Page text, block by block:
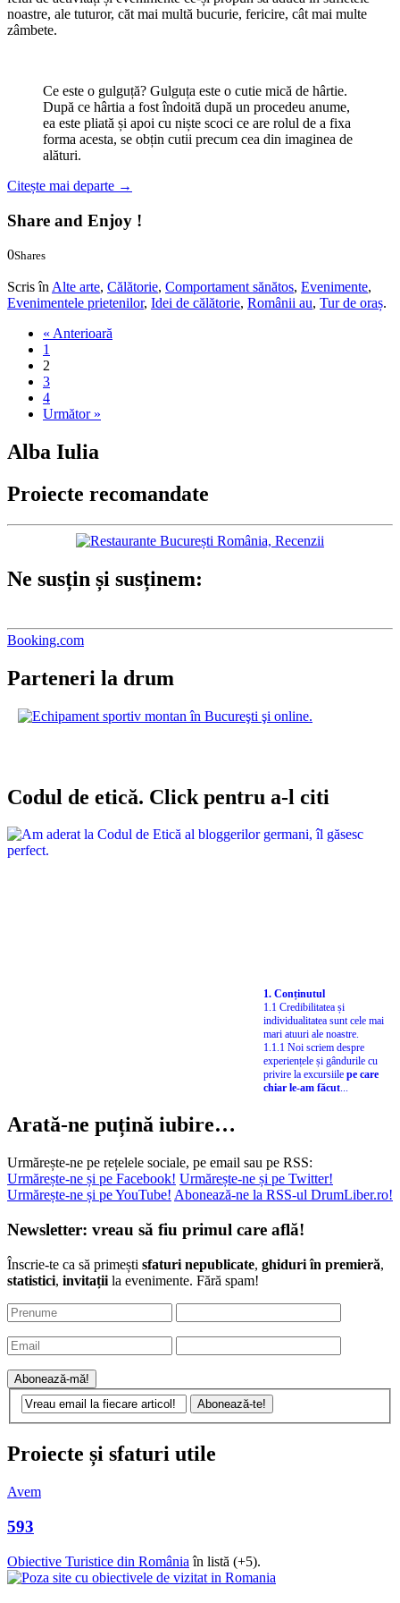
noastre, ale tuturor, căt mai multă bucurie, fericire, cât mai multe
zâmbete.
Ce este o gulguță? Gulguța este o cutie mică de hârtie.
După ce hârtia a fost îndoită după un procedeu anume,
ea este pliată și apoi cu niște scoci ce are rolul de a fixa
forma acesta, se obțin cutii precum cea din imaginea de
alături.
Citește mai departe →
Share and Enjoy !
0Shares
Scris în Alte arte, Călătorie, Comportament sănătos, Evenimente,
Evenimentele prietenilor, Idei de călătorie, Românii au, Tur de oraș.
« Anterioară
1
2
3
4
Următor »
Alba Iulia
Proiecte recomandate
Ne susțin și susținem:
Booking.com
Parteneri la drum
Codul de etică. Click pentru a-l citi
1. Conținutul
1.1 Credibilitatea și
individualitatea sunt cele mai
mari atuuri ale noastre.
1.1.1 Noi scriem despre
experiențele și gândurile cu
privire la excursiile pe care
chiar le-am făcut...
Arată-ne puțină iubire…
Urmărește-ne pe rețelele sociale, pe email sau pe RSS:
Urmărește-ne și pe Facebook! Urmărește-ne și pe Twitter!
Urmărește-ne și pe YouTube! Abonează-ne la RSS-ul DrumLiber.ro!
Newsletter: vreau să fiu primul care află!
Înscrie-te ca să primești sfaturi nepublicate, ghiduri în premieră,
statistici, invitații la evenimente. Fără spam!
Proiecte și sfaturi utile
Avem
593
Obiective Turistice din România în listă (+5).